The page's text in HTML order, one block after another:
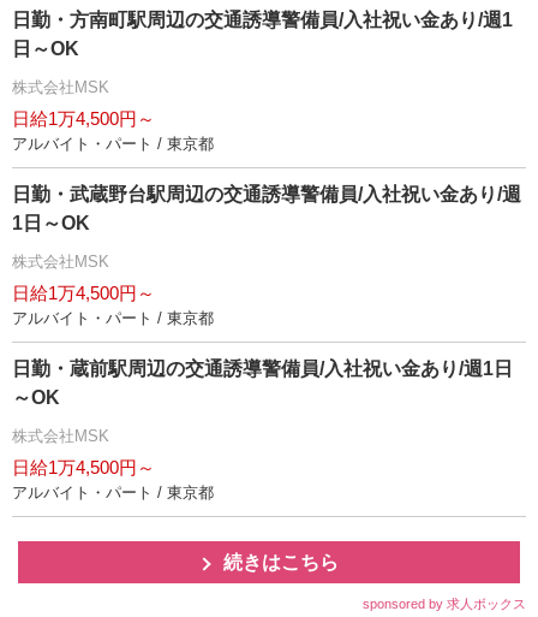
日勤・方南町駅周辺の交通誘導警備員/入社祝い金あり/週1
日～OK
株式会社MSK
日給1万4,500円～
アルバイト・パート / 東京都
日勤・武蔵野台駅周辺の交通誘導警備員/入社祝い金あり/週
1日～OK
株式会社MSK
日給1万4,500円～
アルバイト・パート / 東京都
日勤・蔵前駅周辺の交通誘導警備員/入社祝い金あり/週1日
～OK
株式会社MSK
日給1万4,500円～
アルバイト・パート / 東京都
続きはこちら
sponsored by 求人ボックス